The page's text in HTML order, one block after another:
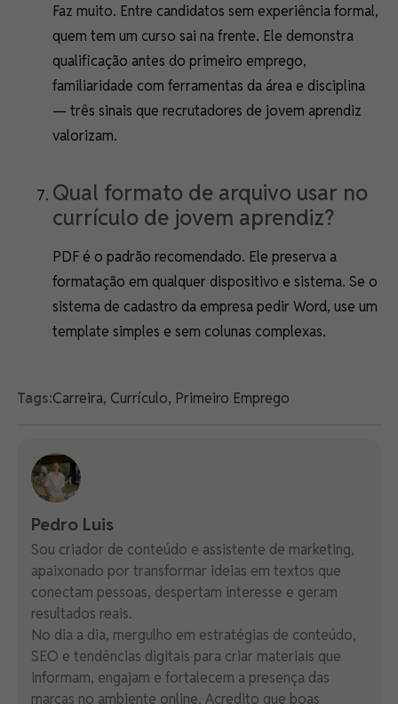
Faz muito. Entre candidatos sem experiência formal,
quem tem um curso sai na frente. Ele demonstra
qualificação antes do primeiro emprego,
familiaridade com ferramentas da área e disciplina
— três sinais que recrutadores de jovem aprendiz
valorizam.
Qual formato de arquivo usar no
currículo de jovem aprendiz?
PDF é o padrão recomendado. Ele preserva a
formatação em qualquer dispositivo e sistema. Se o
sistema de cadastro da empresa pedir Word, use um
template simples e sem colunas complexas.
Tags:Carreira, Currículo, Primeiro Emprego
Pedro Luis
Sou criador de conteúdo e assistente de marketing,
apaixonado por transformar ideias em textos que
conectam pessoas, despertam interesse e geram
resultados reais.
No dia a dia, mergulho em estratégias de conteúdo,
SEO e tendências digitais para criar materiais que
informam, engajam e fortalecem a presença das
marcas no ambiente online. Acredito que boas